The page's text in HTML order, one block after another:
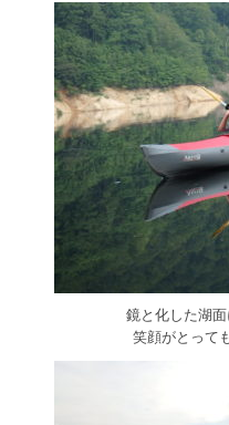
鏡と化した湖面
笑顔がとって